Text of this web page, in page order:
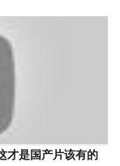
才是国产片该有的